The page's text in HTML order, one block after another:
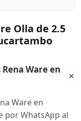
Olla de 2.5
Ware en
+
Ware en
por WhatsApp al